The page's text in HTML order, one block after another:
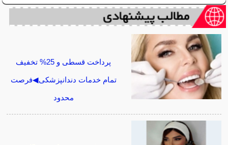
پرداخت قسطی و 25% تخفیف
تمام خدمات دندانپزشکی◀فرصت
محدود